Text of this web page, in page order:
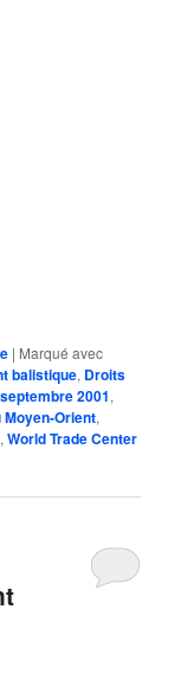
| Marqué avec
balistique, Droits
2001,
Moyen-Orient,
,World Trade Center